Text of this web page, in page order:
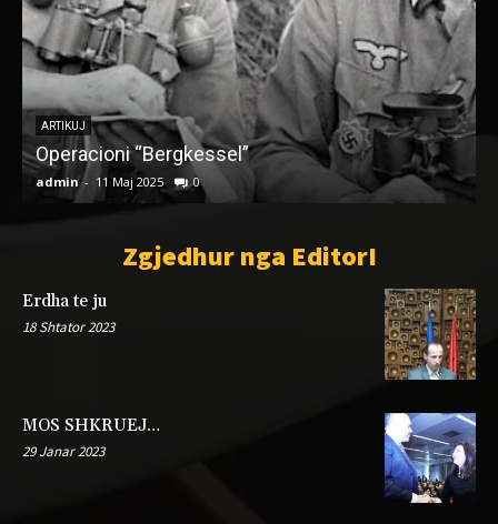
LETËRSI
Kroi i Mbretit
admin - 28 Mars 2022 0
Zgjedhur nga EditorI
Erdha te ju
18 Shtator 2023
MOS SHKRUEJ…
29 Janar 2023